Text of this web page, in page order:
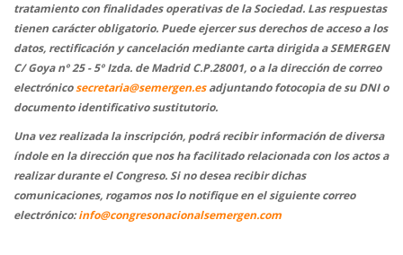
tratamiento con finalidades operativas de la Sociedad. Las respuestas
tienen carácter obligatorio. Puede ejercer sus derechos de acceso a los
datos, rectificación y cancelación mediante carta dirigida a SEMERGEN
C/ Goya nº 25 - 5º Izda. de Madrid C.P.28001, o a la dirección de correo
electrónicosecretaria@semergen.esadjuntando fotocopia de su DNI o
documento identificativo sustitutorio.
Una vez realizada la inscripción, podrá recibir información de diversa
índole en la dirección que nos ha facilitado relacionada con los actos a
realizar durante el Congreso.Si no desea recibir dichas
comunicaciones, rogamos nos lo notifique en el siguiente correo
electrónico:info@congresonacionalsemergen.com